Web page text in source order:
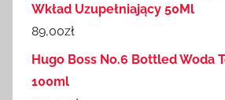
Wkład Uzupełniający 50Ml
89,00zł
Hugo Boss No.6 Bottled Woda
100ml